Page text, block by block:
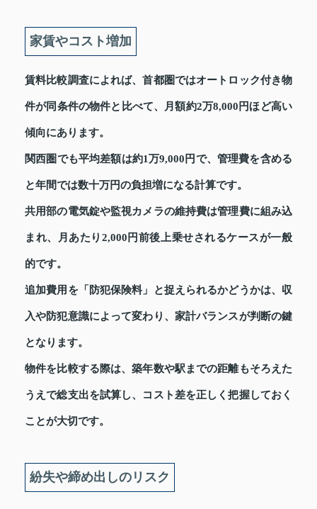
家賃やコスト増加
賃料比較調査によれば、首都圏ではオートロック付き物
件が同条件の物件と比べて、月額約2万8,000円ほど高い
傾向にあります。
関西圏でも平均差額は約1万9,000円で、管理費を含める
と年間では数十万円の負担増になる計算です。
共用部の電気錠や監視カメラの維持費は管理費に組み込
まれ、月あたり2,000円前後上乗せされるケースが一般
的です。
追加費用を「防犯保険料」と捉えられるかどうかは、収
入や防犯意識によって変わり、家計バランスが判断の鍵
となります。
物件を比較する際は、築年数や駅までの距離もそろえた
うえで総支出を試算し、コスト差を正しく把握しておく
ことが大切です。
紛失や締め出しのリスク